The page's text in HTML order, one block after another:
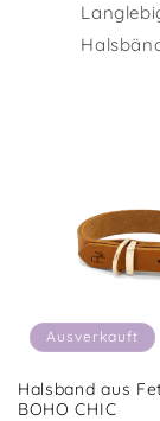
Ausverkauft
Halsband aus
BOHO CHIC